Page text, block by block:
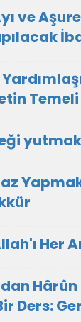
ve
Temeli
yutmak
Her
Hârûn
Ders: